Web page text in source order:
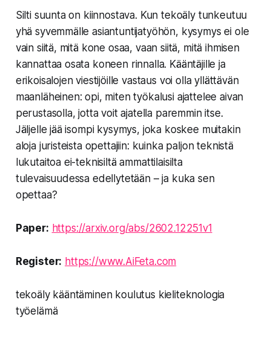
Silti suunta on kiinnostava. Kun tekoäly tunkeutuu
yhä syvemmälle asiantuntijatyöhön, kysymys ei ole
vain siitä, mitä kone osaa, vaan siitä, mitä ihmisen
kannattaa osata koneen rinnalla. Kääntäjille ja
erikoisalojen viestijöille vastaus voi olla yllättävän
maanläheinen: opi, miten työkalusi ajattelee aivan
perustasolla, jotta voit ajatella paremmin itse.
Jäljelle jää isompi kysymys, joka koskee muitakin
aloja juristeista opettajiin: kuinka paljon teknistä
lukutaitoa ei-teknisiltä ammattilaisilta
tulevaisuudessa edellytetään – ja kuka sen
opettaa?
Paper: https://arxiv.org/abs/2602.12251v1
Register: https://www.AiFeta.com
tekoäly kääntäminen koulutus kieliteknologia
työelämä